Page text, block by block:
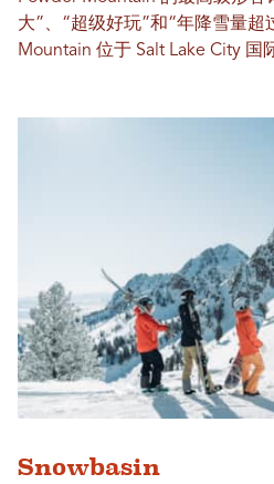
大”、“超级好玩”和“年降雪量超
Mountain 位于 Salt Lake City 国
Snowbasin